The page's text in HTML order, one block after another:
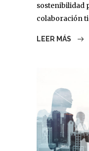
sostenibilidad
colaboración
LEER MÁS